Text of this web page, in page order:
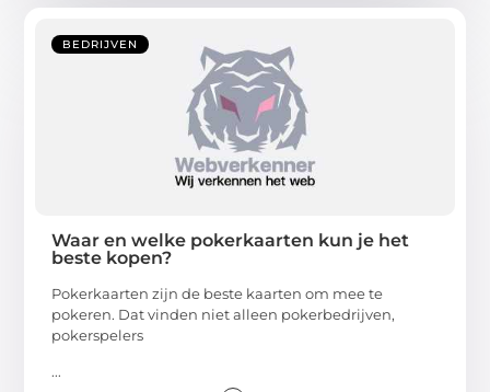
BEDRIJVEN
Waar en welke pokerkaarten kun je het
beste kopen?
Pokerkaarten zijn de beste kaarten om mee te
pokeren. Dat vinden niet alleen pokerbedrijven,
pokerspelers
...